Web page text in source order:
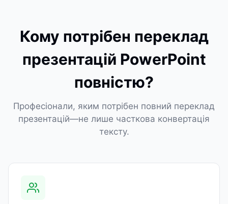
Кому потрібен переклад
презентацій PowerPoint
повністю?
Професіонали, яким потрібен повний переклад
презентацій—не лише часткова конвертація
тексту.